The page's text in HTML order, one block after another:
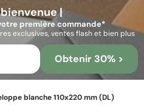
|
première commande*
exclusives, ventes flash et bien plus
Obtenir 30% >
blanche 110x220 mm (DL)